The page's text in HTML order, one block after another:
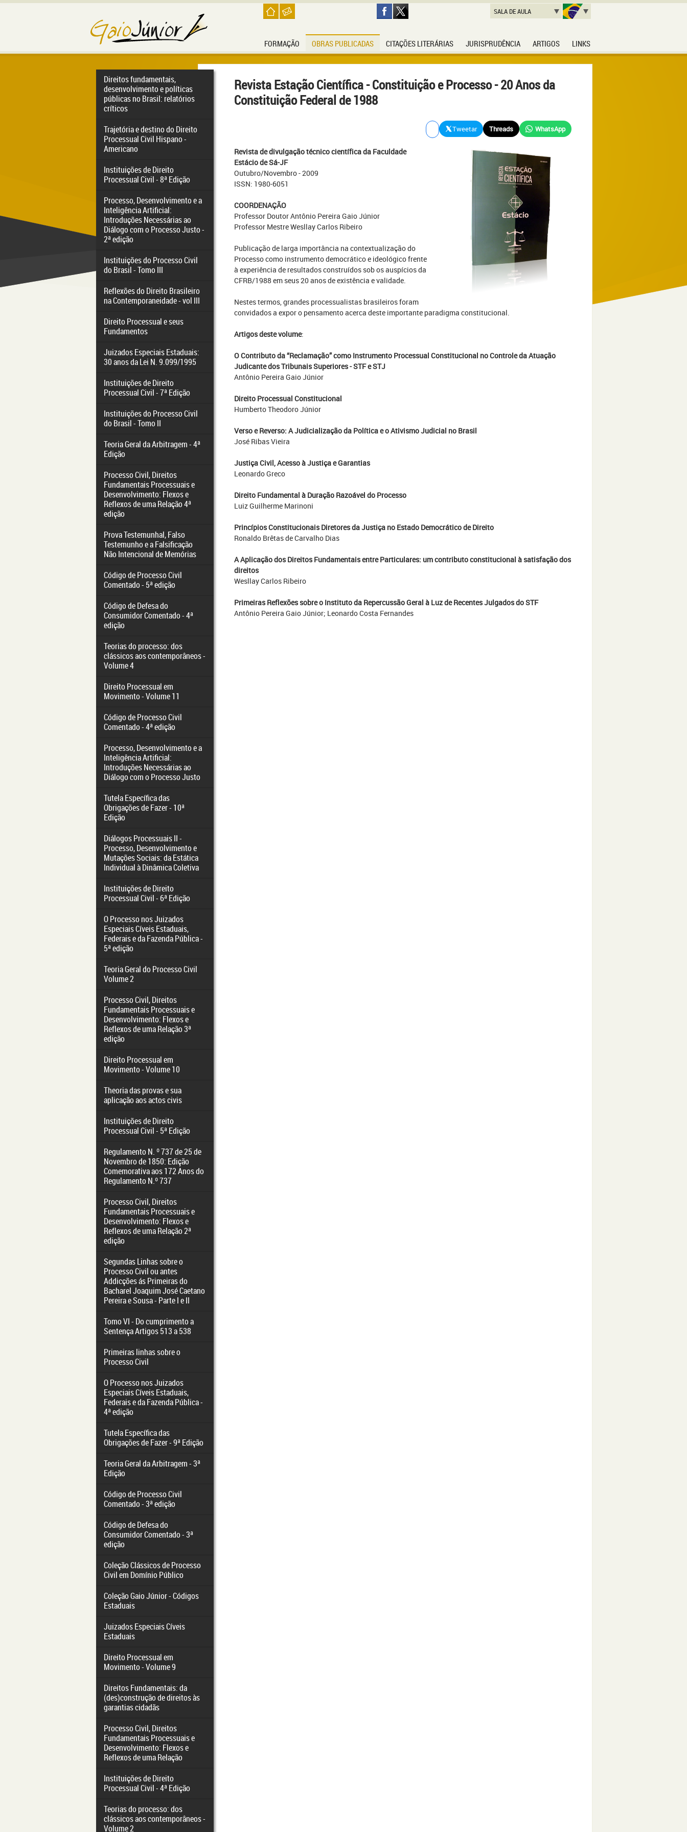
FORMAÇÃO OBRAS PUBLICADAS CITAÇÕES LITERÁRIAS JURISPRUDÊNCIA ARTIGOS LINKS
SALA DE AULA
Direitos fundamentais,
desenvolvimento e políticas
públicas no Brasil: relatórios
críticos
Trajetória e destino do Direito
Processual Civil Hispano -
Americano
Instituições de Direito
Processual Civil - 8ª Edição
Processo, Desenvolvimento e a
Inteligência Artificial:
Introduções Necessárias ao
Diálogo com o Processo Justo -
2ª edição
Instituições do Processo Civil
do Brasil - Tomo III
Reflexões do Direito Brasileiro
na Contemporaneidade - vol III
Direito Processual e seus
Fundamentos
Juizados Especiais Estaduais:
30 anos da Lei N. 9.099/1995
Instituições de Direito
Processual Civil - 7ª Edição
Instituições do Processo Civil
do Brasil - Tomo II
Teoria Geral da Arbitragem - 4ª
Edição
Processo Civil, Direitos
Fundamentais Processuais e
Desenvolvimento: Flexos e
Reflexos de uma Relação 4ª
edição
Prova Testemunhal, Falso
Testemunho e a Falsificação
Não Intencional de Memórias
Código de Processo Civil
Comentado - 5ª edição
Código de Defesa do
Consumidor Comentado - 4ª
edição
Teorias do processo: dos
clássicos aos contemporâneos -
Volume 4
Direito Processual em
Movimento - Volume 11
Código de Processo Civil
Comentado - 4ª edição
Processo, Desenvolvimento e a
Inteligência Artificial:
Introduções Necessárias ao
Diálogo com o Processo Justo
Tutela Específica das
Obrigações de Fazer - 10ª
Edição
Diálogos Processuais II -
Processo, Desenvolvimento e
Mutações Sociais: da Estática
Individual à Dinâmica Coletiva
Instituições de Direito
Processual Civil - 6ª Edição
O Processo nos Juizados
Especiais Cíveis Estaduais,
Federais e da Fazenda Pública -
5ª edição
Teoria Geral do Processo Civil
Volume 2
Processo Civil, Direitos
Fundamentais Processuais e
Desenvolvimento: Flexos e
Reflexos de uma Relação 3ª
edição
Direito Processual em
Movimento - Volume 10
Theoria das provas e sua
aplicação aos actos civis
Instituições de Direito
Processual Civil - 5ª Edição
Regulamento N. º 737 de 25 de
Novembro de 1850: Edição
Comemorativa aos 172 Anos do
Regulamento N.º 737
Processo Civil, Direitos
Fundamentais Processuais e
Desenvolvimento: Flexos e
Reflexos de uma Relação 2ª
edição
Segundas Linhas sobre o
Processo Civil ou antes
Addicções ás Primeiras do
Bacharel Joaquim José Caetano
Pereira e Sousa - Parte I e II
Tomo VI - Do cumprimento a
Sentença Artigos 513 a 538
Primeiras linhas sobre o
Processo Civil
O Processo nos Juizados
Especiais Cíveis Estaduais,
Federais e da Fazenda Pública -
4ª edição
Tutela Específica das
Obrigações de Fazer - 9ª Edição
Teoria Geral da Arbitragem - 3ª
Edição
Código de Processo Civil
Comentado - 3ª edição
Código de Defesa do
Consumidor Comentado - 3ª
edição
Coleção Clássicos de Processo
Civil em Domínio Público
Coleção Gaio Júnior - Códigos
Estaduais
Juizados Especiais Cíveis
Estaduais
Direito Processual em
Movimento - Volume 9
Direitos Fundamentais: da
(des)construção de direitos às
garantias cidadãs
Processo Civil, Direitos
Fundamentais Processuais e
Desenvolvimento: Flexos e
Reflexos de uma Relação
Instituições de Direito
Processual Civil - 4ª Edição
Teorias do processo: dos
clássicos aos contemporâneos -
Volume 2
Revista Estação Científica - Constituição e Processo - 20 Anos da
Constituição Federal de 1988
Tweetar Threads WhatsApp
Revista de divulgação técnico científica da Faculdade
Estácio de Sá-JF
Outubro/Novembro - 2009
ISSN: 1980-6051
COORDENAÇÃO
Professor Doutor Antônio Pereira Gaio Júnior
Professor Mestre Wesllay Carlos Ribeiro
Publicação de larga importância na contextualização do
Processo como instrumento democrático e ideológico frente
à experiência de resultados construídos sob os auspícios da
CFRB/1988 em seus 20 anos de existência e validade.
Nestes termos, grandes processualistas brasileiros foram
convidados a expor o pensamento acerca deste importante paradigma constitucional.
Artigos deste volume:
O Contributo da “Reclamação” como Instrumento Processual Constitucional no Controle da Atuação
Judicante dos Tribunais Superiores - STF e STJ
Antônio Pereira Gaio Júnior
Direito Processual Constitucional
Humberto Theodoro Júnior
Verso e Reverso: A Judicialização da Política e o Ativismo Judicial no Brasil
José Ribas Vieira
Justiça Civil, Acesso à Justiça e Garantias
Leonardo Greco
Direito Fundamental à Duração Razoável do Processo
Luiz Guilherme Marinoni
Princípios Constitucionais Diretores da Justiça no Estado Democrático de Direito
Ronaldo Brêtas de Carvalho Dias
A Aplicação dos Direitos Fundamentais entre Particulares: um contributo constitucional à satisfação dos
direitos
Wesllay Carlos Ribeiro
Primeiras Reflexões sobre o Instituto da Repercussão Geral à Luz de Recentes Julgados do STF
Antônio Pereira Gaio Júnior; Leonardo Costa Fernandes